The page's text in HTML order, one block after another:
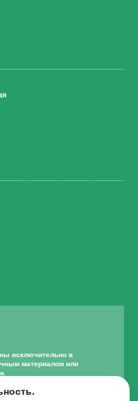
исключительно в
материалом или
средств может
с учетом